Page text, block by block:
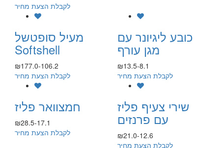
לקבלת הצעת מחיר
כובע ליגיונר עם
מגן עורף
₪13.5-8.1
לקבלת הצעת מחיר
מעיל סופטשל
Softshell
₪177.0-106.2
לקבלת הצעת מחיר
שירי צעיף פליז
עם פרנזים
₪21.0-12.6
לקבלת הצעת מחיר
חמצוואר פליז
₪28.5-17.1
לקבלת הצעת מחיר